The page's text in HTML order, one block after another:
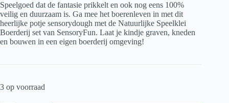
Speelgoed dat de fantasie prikkelt en ook nog eens 100%
veilig en duurzaam is. Ga mee het boerenleven in met dit
heerlijke potje sensorydough met de Natuurlijke Speelklei
Boerderij set van SensoryFun. Laat je kindje graven, kneden
en bouwen in een eigen boerderij omgeving!
3 op voorraad